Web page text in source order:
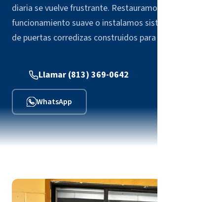
diaria se vuelve frustrante. Restauramos el
funcionamiento suave o instalamos sistemas nuevos
de puertas corredizas construidos para durar.
Llamar (813) 369-0642
WhatsApp